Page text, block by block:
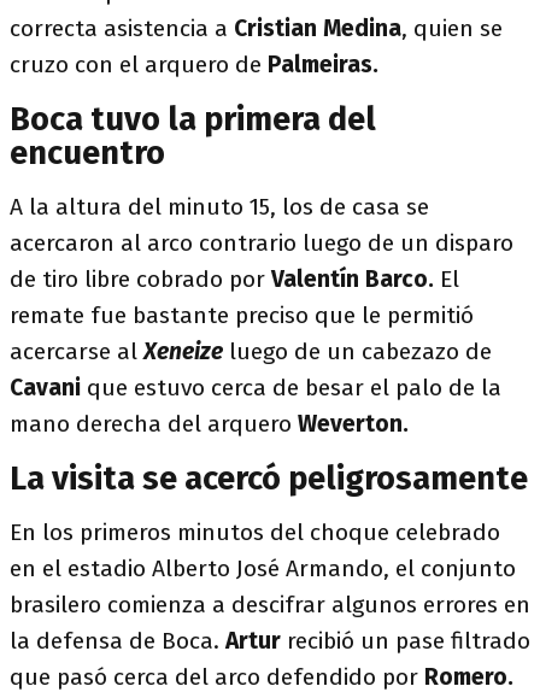
correcta asistencia a Cristian Medina, quien se
cruzo con el arquero de Palmeiras.
Boca tuvo la primera del
encuentro
A la altura del minuto 15, los de casa se
acercaron al arco contrario luego de un disparo
de tiro libre cobrado porValentín Barco. El
remate fue bastante preciso que le permitió
acercarse alXeneize luego de un cabezazo de
Cavani que estuvo cerca de besar el palo de la
mano derecha del arquero Weverton.
La visita se acercó peligrosamente
En los primeros minutos del choque celebrado
en el estadio Alberto José Armando, el conjunto
brasilero comienza a descifrar algunos errores en
la defensa de Boca.Artur recibió un pase filtrado
que pasó cerca del arco defendido por Romero.